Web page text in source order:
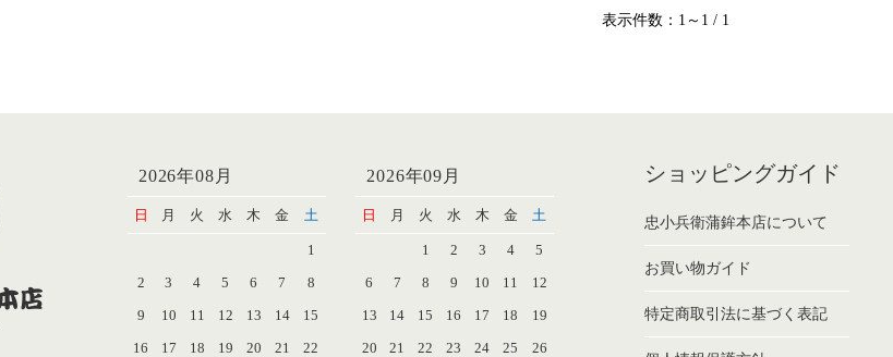
表示件数：1～1 / 1
2026年08月
日 月 火 水 木 金 土
1
2
3 4 5 6 7
8
9
10 11 12 13 14
15
16
17 18 19 20 21 22
2026年09月
日 月 火 水 木 金 土
1 2 3 4
5
6
7 8 9 10 11
12
13
14 15 16 17 18
19
20
21 22 23 24 25 26
ショッピングガイド
忠小兵衛蒲鉾本店について
お買い物ガイド
特定商取引法に基づく表記